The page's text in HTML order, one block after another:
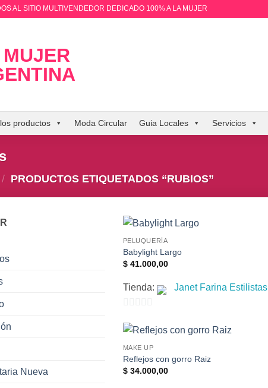
AL SITIO MULTIVENDEDOR DEDICADO 100% A LA MUJER
productos Moda Circular Guia Locales Servicios
/ PRODUCTOS ETIQUETADOS “RUBIOS”
Nueva
PELUQUERÍA
Babylight Largo
$41.000,00
Tienda: Janet Farina Estilistas
de
5
MAKE UP
Reflejos con gorro Raiz
$34.000,00